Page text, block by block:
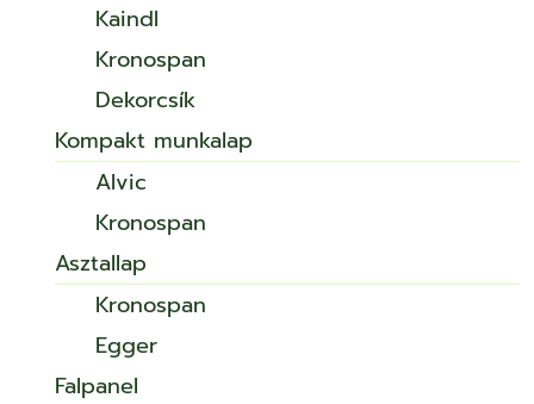
Kaindl
Kronospan
Dekorcsík
Kompakt munkalap
Alvic
Kronospan
Asztallap
Kronospan
Egger
Falpanel